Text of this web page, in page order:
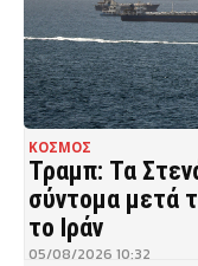
ΚΟΣΜΟΣ
Τραμπ: Τα
σύντομα μετά
το Ιράν
05/08/2026 10:32